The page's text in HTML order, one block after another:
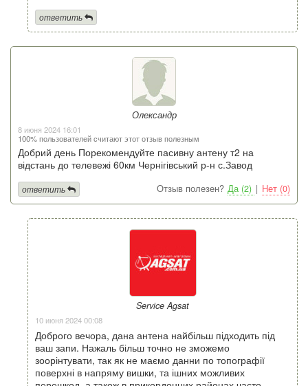
ответить
Олександр
8 июня 2024 16:01
100% пользователей считают этот отзыв полезным
Добрий день Порекомендуйте пасивну антену т2 на
відстань до телевежі 60км Чернігівський р-н с.Завод
Отзыв полезен? Да (2) | Нет (0)
ответить
Service Agsat
10 июня 2024 00:08
Доброго вечора, дана антена найбільш підходить під
ваш запи. Нажаль більш точно не зможемо
зоорінтувати, так як не маємо данни по топографії
поверхні в напряму вишки, та ішних можливих